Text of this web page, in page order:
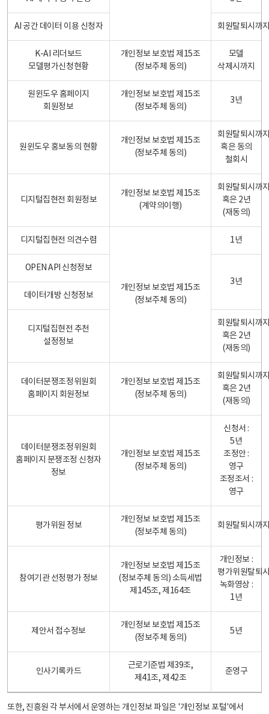
AI 공간 데이터 이용 신청자 회원탈퇴시까
K-AI 리더보드
모델평가신청현황
개인정보 보호법 제15조
(정보주체 동의)
모델
삭제시까지
원윈도우 홈페이지
회원정보
개인정보 보호법 제15조
(정보주체 동의)
3년
원윈도우 홍보동의 현황
개인정보 보호법 제15조
(정보주체 동의)
회원탈퇴시까
혹은 동의
철회시
디지털집현전 회원정보
개인정보 보호법 제15조
(계약의이행)
회원탈퇴시까
혹은 2년
(재동의)
디지털집현전 의견수렴
개인정보 보호법 제15조
(정보주체 동의)
1년
OPEN API 신청정보
3년
데이터개방 신청정보
디지털집현전 추천
설정정보
회원탈퇴시까
혹은 2년
(재동의)
데이터분쟁조정위원회
홈페이지 회원정보
개인정보 보호법 제15조
(정보주체 동의)
회원탈퇴시까
혹은 2년
(재동의)
데이터분쟁조정위원회
홈페이지 분쟁조정 신청자
정보
개인정보 보호법 제15조
(정보주체 동의)
신청서 :
5년
조정안 :
영구
조정조서 :
영구
평가위원 정보
개인정보 보호법 제15조
(정보주체 동의)
회원탈퇴시까
참여기관 선정평가 정보
개인정보 보호법 제15조
(정보주체 동의) 소득세법
제145조, 제164조
개인정보 :
평가위원탈퇴
녹화영상 :
1년
제안서 접수정보
개인정보 보호법 제15조
(정보주체 동의)
5년
인사기록카드
근로기준법 제39조,
제41조, 제42조
준영구
또한, 진흥원 각 부서에서 운영하는 개인정보 파일은 '개인정보 포털'에서